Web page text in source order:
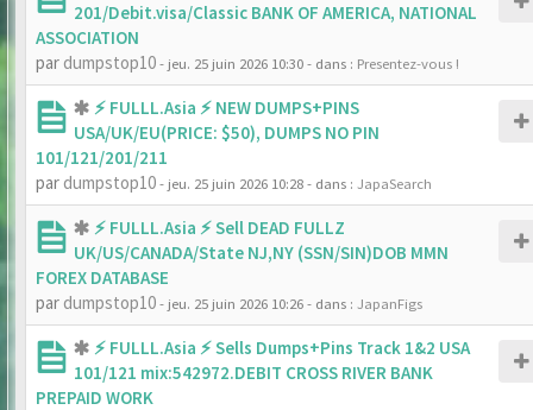
201/Debit.visa/Classic BANK OF AMERICA, NATIONAL
ASSOCIATION
par dumpstop10- jeu. 25 juin 2026 10:30- dans : Presentez-vous !
⚡ FULLL.Asia ⚡ NEW DUMPS+PINS
USA/UK/EU(PRICE: $50), DUMPS NO PIN
101/121/201/211
par dumpstop10- jeu. 25 juin 2026 10:28- dans : JapaSearch
⚡ FULLL.Asia ⚡ Sell DEAD FULLZ
UK/US/CANADA/State NJ,NY (SSN/SIN)DOB MMN
FOREX DATABASE
par dumpstop10- jeu. 25 juin 2026 10:26- dans : JapanFigs
⚡ FULLL.Asia ⚡ Sells Dumps+Pins Track 1&2 USA
101/121 mix:542972.DEBIT CROSS RIVER BANK
PREPAID WORK